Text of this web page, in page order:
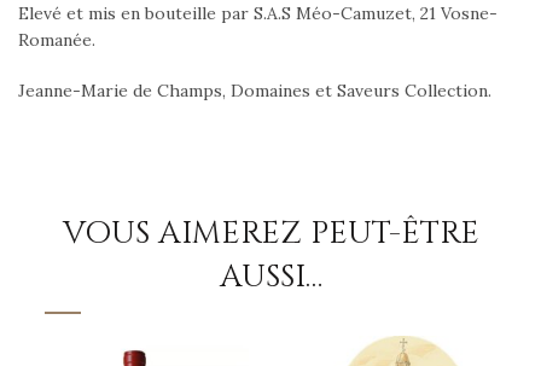
Elevé et mis en bouteille par S.A.S Méo-Camuzet, 21 Vosne-
Romanée.
Jeanne-Marie de Champs, Domaines et Saveurs Collection.
VOUS AIMEREZ PEUT-ÊTRE
AUSSI…